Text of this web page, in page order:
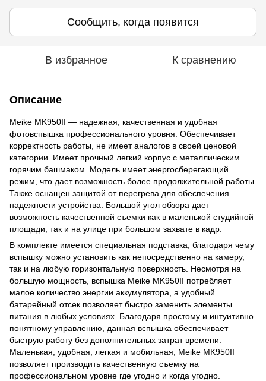
Сообщить, когда появится
В избранное К сравнению
Описание
Meike MK950II — надежная, качественная и удобная
фотовспышка профессионального уровня. Обеспечивает
корректность работы, не имеет аналогов в своей ценовой
категории. Имеет прочный легкий корпус с металлическим
горячим башмаком. Модель имеет энергосберегающий
режим, что дает возможность более продолжительной работы.
Также оснащен защитой от перегрева для обеспечения
надежности устройства. Большой угол обзора дает
возможность качественной съемки как в маленькой студийной
площади, так и на улице при большом захвате в кадр.
В комплекте имеется специальная подставка, благодаря чему
вспышку можно установить как непосредственно на камеру,
так и на любую горизонтальную поверхность. Несмотря на
большую мощность, вспышка Meike MK950II потребляет
малое количество энергии аккумулятора, а удобный
батарейный отсек позволяет быстро заменить элементы
питания в любых условиях. Благодаря простому и интуитивно
понятному управлению, данная вспышка обеспечивает
быструю работу без дополнительных затрат времени.
Маленькая, удобная, легкая и мобильная, Meike MK950II
позволяет производить качественную съемку на
профессиональном уровне где угодно и когда угодно.